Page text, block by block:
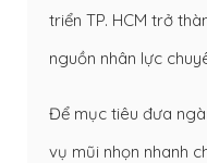
triển TP. HCM trở
nguồn nhân lực
Để mục tiêu đưa
vụ mũi nhọn nhanh